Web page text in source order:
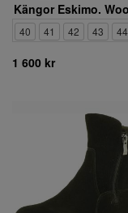
40 41 42 43 44
1 600 kr